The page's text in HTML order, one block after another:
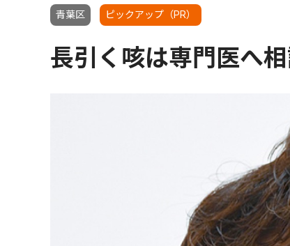
青葉区 ピックアップ（PR）
長引く咳は専門医へ